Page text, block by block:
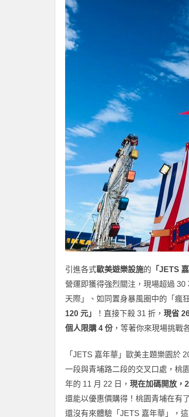
引進各式歐美遊樂設施的 「JETS
營運即獲得強烈關注，現場超過
天際」、如同置身暴風圈中的「瘋
120 元」
！直接下殺 31 折， 現省
個人限購 4 份 ，等著你來現場挑戰
「JETS 嘉年華」歐美主題樂園於
一段與青埔路二段的交叉口處，桃
年的 11 月 22 日， 現在加碼開放，
還能以優惠價購得！桃園青埔在有
還沒有來體驗「JETS 嘉年華」，